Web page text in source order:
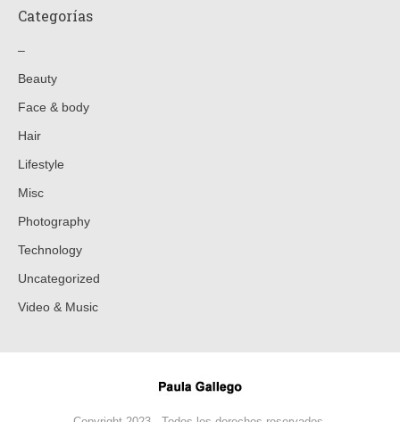
Categorías
–
Beauty
Face & body
Hair
Lifestyle
Misc
Photography
Technology
Uncategorized
Video & Music